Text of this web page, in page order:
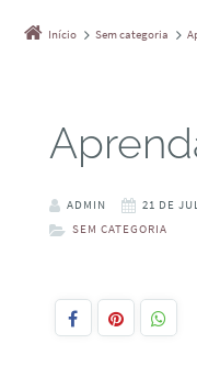
Início Sem categoria
ADMIN 21 DE
SEM CATEGORIA